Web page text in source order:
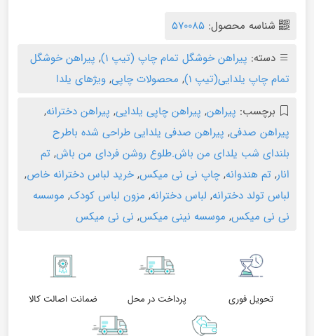
شناسه محصول: 570085
دسته: پیراهن خوشگل تمام چاپ (تیپ ۱) , پیراهن خوشگل
تمام چاپ یلدایی(تیپ ۱)
, محصولات چاپی, ویژهای یلدا
برچسب: پیراهن, پیراهن چاپی یلدایی, پیراهن دخترانه,
پیراهن صدفی, پیراهن صدفی یلدایی طراحی شده باطرح
بلندای شب یلدای من باش.طلوع روشن فردای من باش, تم
انار, تم هندوانه, چاپ نی نی میکس, خرید لباس دخترانه خاص,
لباس تولد دخترانه, لباس دخترانه, مزون لباس کودک, موسسه
نی نی میکس, موسسه نینی میکس, نی نی میکس
تحویل فوری پرداخت در محل ضمانت اصالت کالا